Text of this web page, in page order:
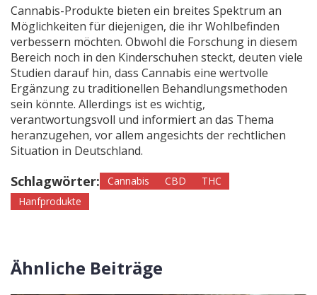
Cannabis-Produkte bieten ein breites Spektrum an
Möglichkeiten für diejenigen, die ihr Wohlbefinden
verbessern möchten. Obwohl die Forschung in diesem
Bereich noch in den Kinderschuhen steckt, deuten viele
Studien darauf hin, dass Cannabis eine wertvolle
Ergänzung zu traditionellen Behandlungsmethoden
sein könnte. Allerdings ist es wichtig,
verantwortungsvoll und informiert an das Thema
heranzugehen, vor allem angesichts der rechtlichen
Situation in Deutschland.
Schlagwörter: Cannabis CBD
THC
Hanfprodukte
Ähnliche Beiträge